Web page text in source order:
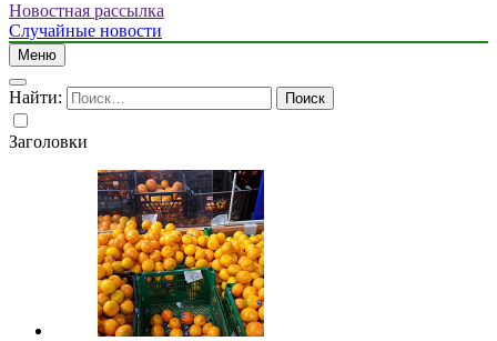
Новостная рассылка
Случайные новости
Меню
Найти:
Заголовки